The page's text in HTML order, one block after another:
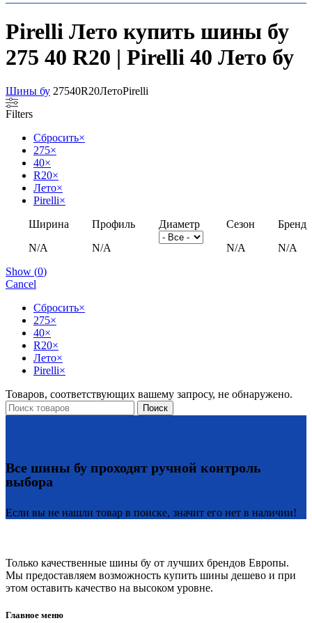
Pirelli Лето купить шины бу
275 40 R20 | Pirelli 40 Лето бу
Шины бу 27540R20ЛетоPirelli
Filters
Сбросить×
275×
40×
R20×
Лето×
Pirelli×
Ширина
N/A
Профиль
N/A
Диаметр
Сезон
N/A
Бренд
N/A
Show (0)
Cancel
Сбросить×
275×
40×
R20×
Лето×
Pirelli×
Товаров, соответствующих вашему запросу, не обнаружено.
Поиск
Все шины бу проходят ручной контроль
выбора
Если вы не нашли товар в поиске, значит его нет в наличии!
Только качественные шины бу от лучших брендов Европы.
Мы предоставляем возможность купить шины дешево и при
этом оставить качество на высоком уровне.
Главное меню